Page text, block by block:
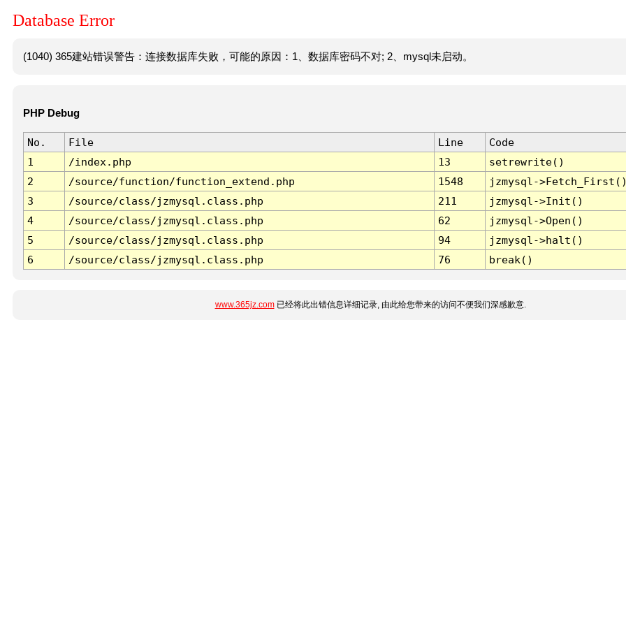
Database Error
(1040) 365建站错误警告：连接数据库失败，可能的原因：1、数据库密码不对; 2、mysql未启动。
PHP Debug
No. File Line
Code
1
/index.php 13
setrewrite()
2
/source/function/function_extend.php 1548
jzmysql-
3
/source/class/jzmysql.class.php 211
jzmysql->Init()
4
/source/class/jzmysql.class.php 62
jzmysql->Open()
5
/source/class/jzmysql.class.php 94
jzmysql->halt()
6
/source/class/jzmysql.class.php 76 break()
www.365jz.com已经将此出错信息详细记录, 由此给您带来的访问不便我们深感歉意.